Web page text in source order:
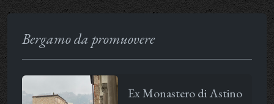
Bergamo da promuovere
Ex Monastero di Astino